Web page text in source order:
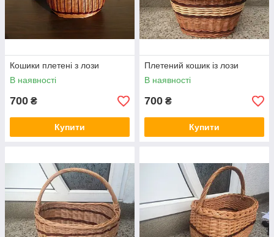
Кошики плетені з лози
В наявності
700 ₴
Купити
Плетений кошик із лози
В наявності
700 ₴
Купити